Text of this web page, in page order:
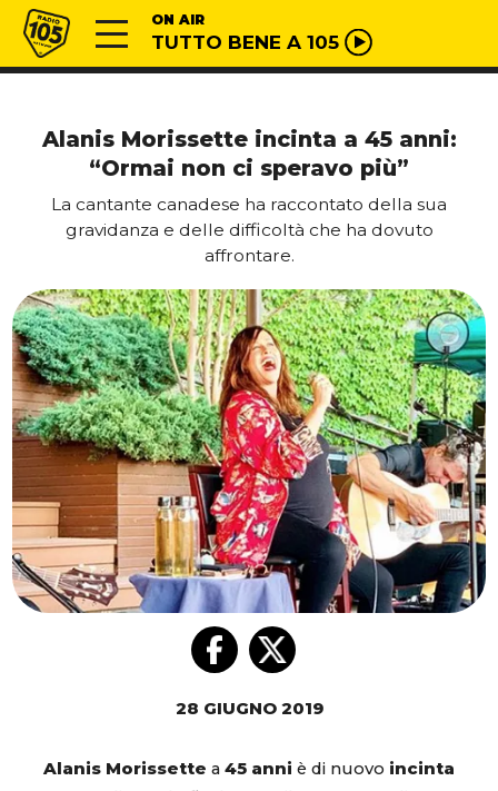
Vai al contenuto
Radio 105 ON AIR
TUTTO BENE A 105
Alanis Morissette incinta a 45 anni:
“Ormai non ci speravo più”
La cantante canadese ha raccontato della sua
gravidanza e delle difficoltà che ha dovuto
affrontare.
28 GIUGNO 2019
Alanis Morissette a 45 anni è di nuovo incinta